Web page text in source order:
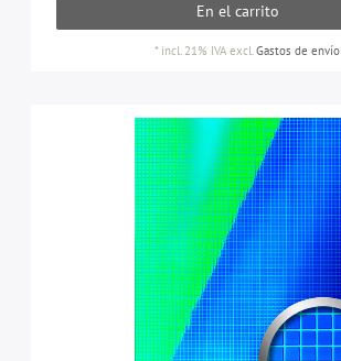
En el carrito
* incl. 21% IVA excl.Gastos de envío